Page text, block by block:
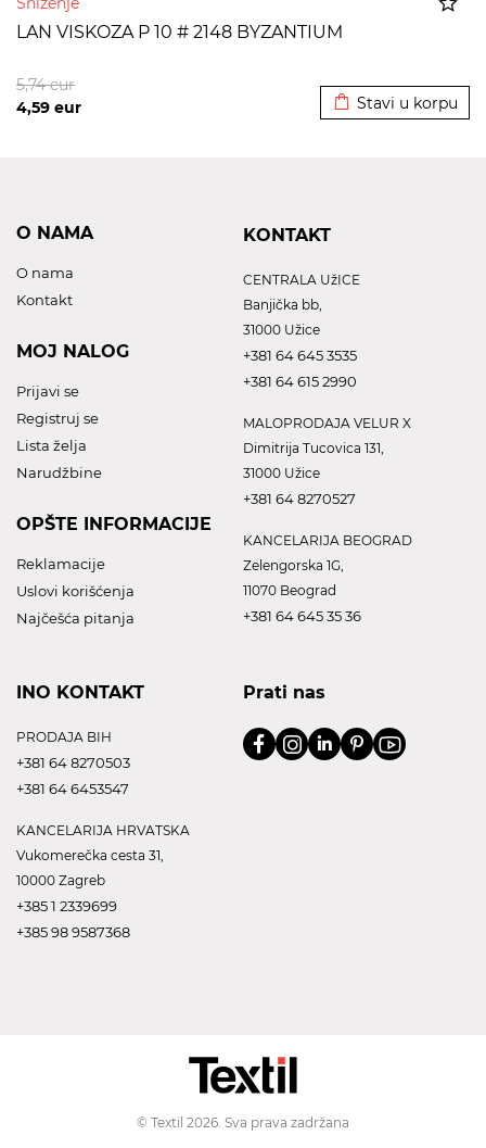
LAN VISKOZA P 10 # 2148 BYZANTIUM
4,59 eur
5,74eur
Stavi u korpu
O NAMA
O nama
Kontakt
MOJ NALOG
Prijavi se
Registruj se
Lista želja
Narudžbine
OPŠTE INFORMACIJE
Reklamacije
Uslovi korišćenja
Najčešća pitanja
KONTAKT
CENTRALA UžICE
Banjička bb,
31000 Užice
+381 64 645 3535
+381 64 615 2990
MALOPRODAJA VELUR X
Dimitrija Tucovica 131,
31000 Užice
+381 64 8270527
KANCELARIJA BEOGRAD
Zelengorska 1G,
11070 Beograd
+381 64 645 35 36
INO KONTAKT
PRODAJA BIH
+381 64 8270503
+381 64 6453547
KANCELARIJA HRVATSKA
Vukomerečka cesta 31,
10000 Zagreb
+385 1 2339699
+385 98 9587368
Prati nas
© Textil 2026. Sva prava zadržana